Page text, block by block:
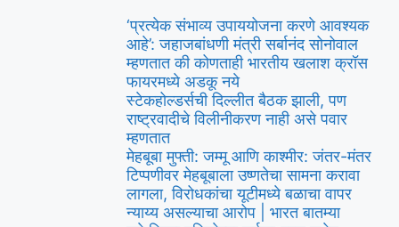
‘प्रत्येक संभाव्य उपाययोजना करणे आवश्यक
आहे’: जहाजबांधणी मंत्री सर्बानंद सोनोवाल
म्हणतात की कोणताही भारतीय खलाश क्रॉस
फायरमध्ये अडकू नये
स्टेकहोल्डर्सची दिल्लीत बैठक झाली, पण
राष्ट्रवादीचे विलीनीकरण नाही असे पवार
म्हणतात
मेहबूबा मुफ्ती: जम्मू आणि काश्मीर: जंतर-मंतर
टिप्पणीवर मेहबूबाला उष्णतेचा सामना करावा
लागला, विरोधकांचा यूटीमध्ये बळाचा वापर
न्याय्य असल्याचा आरोप | भारत बातम्या